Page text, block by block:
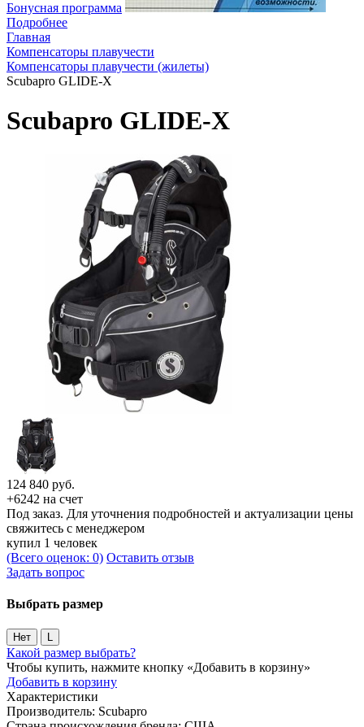
Бонусная программа
Подробнее
Главная
Компенсаторы плавучести
Компенсаторы плавучести (жилеты)
Scubapro GLIDE-X
Scubapro GLIDE-X
124 840 руб.
+6242 на счет
Под заказ. Для уточнения подробностей и актуализации цены
свяжитесь с менеджером
купил 1 человек
(Всего оценок: 0) Оставить отзыв
Задать вопрос
Выбрать размер
Нет L
Какой размер выбрать?
Чтобы купить, нажмите кнопку «Добавить в корзину»
Добавить в корзину
Характеристики
Производитель: Scubapro